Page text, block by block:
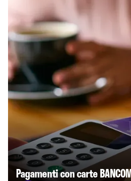
Pagamenti con carte